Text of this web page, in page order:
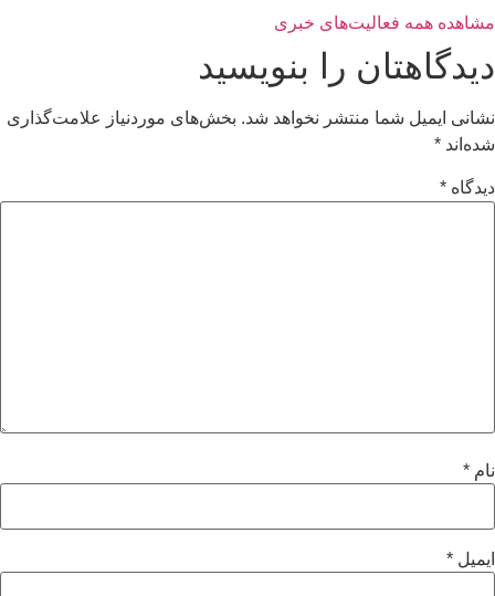
مشاهده همه فعالیت‌های خبری
دیدگاهتان را بنویسید
نشانی ایمیل شما منتشر نخواهد شد. بخش‌های موردنیاز علامت‌گذاری
شده‌اند *
دیدگاه *
نام *
ایمیل *